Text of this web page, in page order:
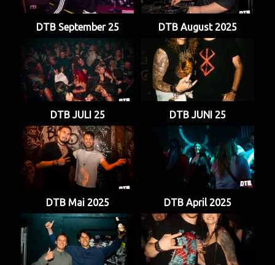
DTB September 25 DTB August 2025
DTB JULI 25 DTB JUNI 25
DTB Mai 2025 DTB April 2025